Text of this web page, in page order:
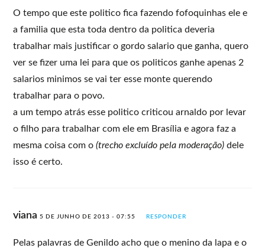
O tempo que este politico fica fazendo fofoquinhas ele e
a familia que esta toda dentro da politica deveria
trabalhar mais justificar o gordo salario que ganha, quero
ver se fizer uma lei para que os politicos ganhe apenas 2
salarios minimos se vai ter esse monte querendo
trabalhar para o povo.
a um tempo atrás esse politico criticou arnaldo por levar
o filho para trabalhar com ele em Brasília e agora faz a
mesma coisa com o(trecho excluído pela moderação) dele
isso é certo.
viana 5 DE JUNHO DE 2013 - 07:55 RESPONDER
Pelas palavras de Genildo acho que o menino da lapa e o